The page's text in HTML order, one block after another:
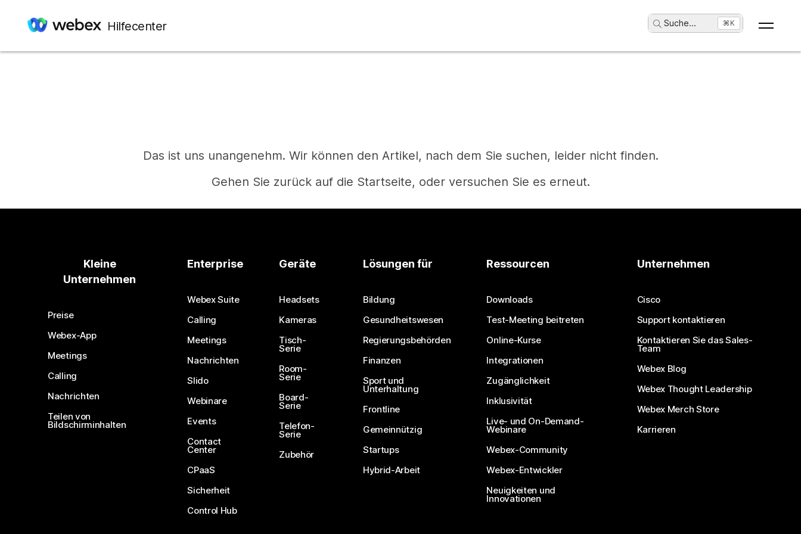
Hilfecenter Suche... ⌘K
Das ist uns unangenehm. Wir können den Artikel, nach dem Sie suchen, leider nicht finden.
Gehen Sie zurück auf die Startseite, oder versuchen Sie es erneut.
Haben Sie eine Frage?
Eine Frage einreichen
Kleine
Unternehmen
Preise
Webex-App
Meetings
Calling
Nachrichten
Teilen von
Bildschirminhalten
Enterprise
Webex Suite
Calling
Meetings
Nachrichten
Slido
Webinare
Events
Contact
Center
CPaaS
Sicherheit
Control Hub
Geräte
Headsets
Kameras
Tisch-
Serie
Room-
Serie
Board-
Serie
Telefon-
Serie
Zubehör
Lösungen für
Bildung
Gesundheitswesen
Regierungsbehörden
Finanzen
Sport und
Unterhaltung
Frontline
Gemeinnützig
Startups
Hybrid-Arbeit
Ressourcen
Downloads
Test-Meeting beitreten
Online-Kurse
Integrationen
Zugänglichkeit
Inklusivität
Live- und On-Demand-
Webinare
Webex-Community
Webex-Entwickler
Neuigkeiten und
Innovationen
Unternehmen
Cisco
Support kontaktieren
Kontaktieren Sie das Sales-
Team
Webex Blog
Webex Thought Leadership
Webex Merch Store
Karrieren